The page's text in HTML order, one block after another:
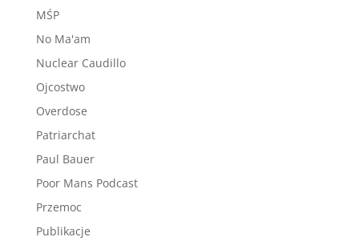
MŚP
No Ma'am
Nuclear Caudillo
Ojcostwo
Overdose
Patriarchat
Paul Bauer
Poor Mans Podcast
Przemoc
Publikacje